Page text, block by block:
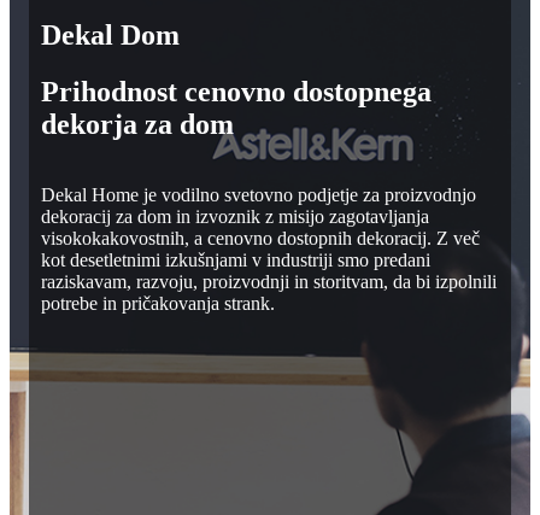
Dekal Dom
Prihodnost cenovno dostopnega
dekorja za dom
Dekal Home je vodilno svetovno podjetje za proizvodnjo
dekoracij za dom in izvoznik z misijo zagotavljanja
visokokakovostnih, a cenovno dostopnih dekoracij. Z več
kot desetletnimi izkušnjami v industriji smo predani
raziskavam, razvoju, proizvodnji in storitvam, da bi izpolnili
potrebe in pričakovanja strank.